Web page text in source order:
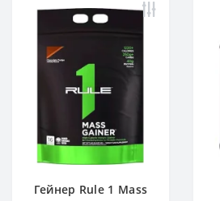
Гейнер Rule 1 Mass